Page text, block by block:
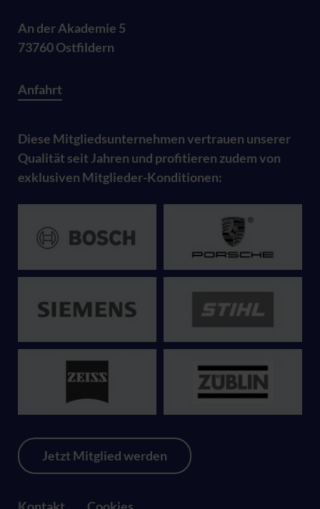
An der Akademie 5
73760 Ostfildern
Anfahrt
Diese Mitgliedsunternehmen vertrauen unserer
Qualität seit Jahren und profitieren zudem von
exklusiven Mitglieder-Konditionen:
Jetzt Mitglied werden